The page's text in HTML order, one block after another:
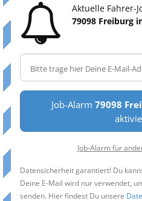
Aktuelle Fahrer-
79098 Freiburg
Job-Alarm 79098
Job-Alarm für
Datensicherheit garantiert! Du
Deine E-Mail wird nur verwendet,
senden. Hier findest Du unsere